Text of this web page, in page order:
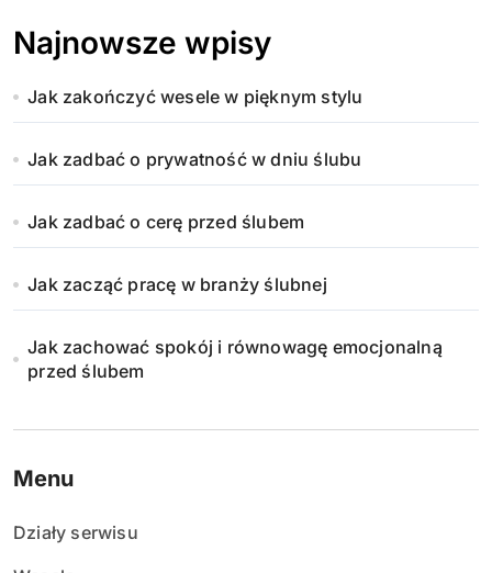
Najnowsze wpisy
Jak zakończyć wesele w pięknym stylu
Jak zadbać o prywatność w dniu ślubu
Jak zadbać o cerę przed ślubem
Jak zacząć pracę w branży ślubnej
Jak zachować spokój i równowagę emocjonalną
przed ślubem
Menu
Działy serwisu